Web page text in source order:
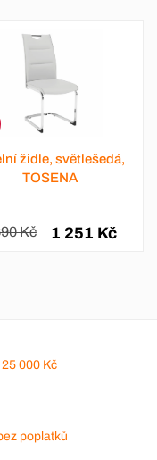
židle, světlešedá,
TOSENA
Kč 1 251 Kč
25 000 Kč
poplatků